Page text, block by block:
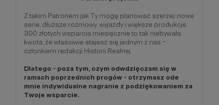
Z takim Patronem jak Ty mogę planować szerzej: nowe
serie, dłuższe rozmowy, wyjazdy i większe produkcje.
300 złotych wsparcia miesięcznie to tak niebywała
kwota, że właściwie stajesz się jednym z nas –
członkiem redakcji Historii Realnej.
Dlatego - poza tym, czym odwdzięczam się w
ramach poprzednich progów - otrzymasz ode
mnie indywidualne nagranie z podziękowaniem za
Twoje wsparcie.